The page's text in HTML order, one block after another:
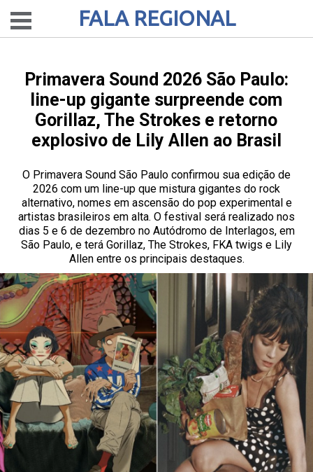
FALA REGIONAL
Primavera Sound 2026 São Paulo:
line-up gigante surpreende com
Gorillaz, The Strokes e retorno
explosivo de Lily Allen ao Brasil
O Primavera Sound São Paulo confirmou sua edição de
2026 com um line-up que mistura gigantes do rock
alternativo, nomes em ascensão do pop experimental e
artistas brasileiros em alta. O festival será realizado nos
dias 5 e 6 de dezembro no Autódromo de Interlagos, em
São Paulo, e terá Gorillaz, The Strokes, FKA twigs e Lily
Allen entre os principais destaques.